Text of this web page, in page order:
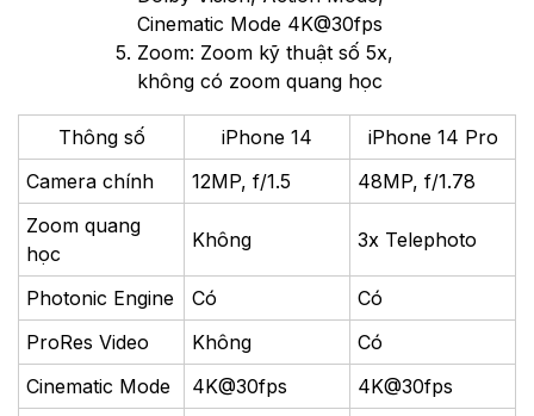
Cinematic Mode 4K@30fps
Zoom: Zoom kỹ thuật số 5x,
không có zoom quang học
Thông số iPhone 14
iPhone 14 Pro
Camera chính
12MP, f/1.5
48MP, f/1.78
Zoom quang
học
Không 3x Telephoto
Photonic Engine Có
Có
ProRes Video
Không
Có
Cinematic Mode
4K@30fps
4K@30fps